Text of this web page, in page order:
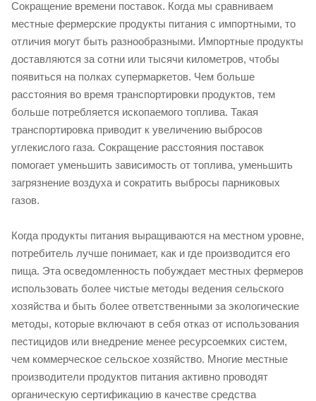
Сокращение времени поставок. Когда мы сравниваем
местные фермерские продукты питания с импортными, то
отличия могут быть разнообразными. Импортные продукты
доставляются за сотни или тысячи километров, чтобы
появиться на полках супермаркетов. Чем больше
расстояния во время транспортировки продуктов, тем
больше потребляется ископаемого топлива. Такая
транспортировка приводит к увеличению выбросов
углекислого газа. Сокращение расстояния поставок
помогает уменьшить зависимость от топлива, уменьшить
загрязнение воздуха и сократить выбросы парниковых
газов.
Когда продукты питания выращиваются на местном уровне,
потребитель лучше понимает, как и где производится его
пища. Эта осведомленность побуждает местных фермеров
использовать более чистые методы ведения сельского
хозяйства и быть более ответственными за экологические
методы, которые включают в себя отказ от использования
пестицидов или внедрение менее ресурсоемких систем,
чем коммерческое сельское хозяйство. Многие местные
производители продуктов питания активно проводят
органическую сертификацию в качестве средства